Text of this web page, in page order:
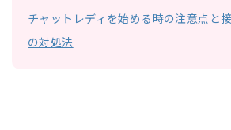
チャットレディを始める時の注意点と
の対処法